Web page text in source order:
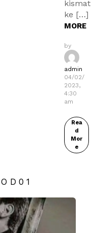
kismat
ke […]
MORE
by
admin
04/02/
2023,
4:30
am
Rea
d
Mor
e